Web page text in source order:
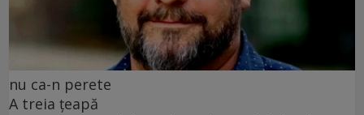
nu ca-n perete
A treia țeapă